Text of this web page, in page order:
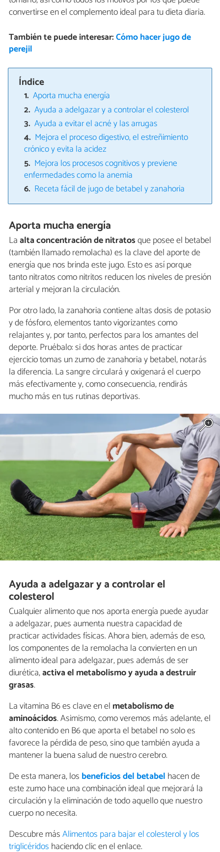
convertirse en el complemento ideal para tu dieta diaria.
También te puede interesar:Cómo hacer jugo de
perejil
Índice
Aporta mucha energía
Ayuda a adelgazar y a controlar el colesterol
Ayuda a evitar el acné y las arrugas
Mejora el proceso digestivo, el estreñimiento
crónico y evita la acidez
Mejora los procesos cognitivos y previene
enfermedades como la anemia
Receta fácil de jugo de betabel y zanahoria
Aporta mucha energía
Laalta concentración de nitratosque posee el betabel
(también llamado remolacha) es la clave del aporte de
energía que nos brinda este jugo. Esto es así porque
tanto nitratos como nitritos reducen los niveles de presión
arterial y mejoran la circulación.
Por otro lado, la zanahoria contiene altas dosis de potasio
y de fósforo, elementos tanto vigorizantes como
relajantes y, por tanto, perfectos para los amantes del
deporte. Pruébalo: si dos horas antes de practicar
ejercicio tomas un zumo de zanahoria y betabel, notarás
la diferencia. La sangre circulará y oxigenará el cuerpo
más efectivamente y, como consecuencia, rendirás
mucho más en tus rutinas deportivas.
Ayuda a adelgazar y a controlar el
colesterol
Cualquier alimento que nos aporta energía puede ayudar
a adelgazar, pues aumenta nuestra capacidad de
practicar actividades físicas. Ahora bien, además de eso,
los componentes de la remolacha la convierten en un
alimento ideal para adelgazar, pues además de ser
diurética,activa el metabolismo y ayuda a destruir
grasas.
La vitamina B6 es clave en el metabolismo de
aminoácidos. Asimismo, como veremos más adelante, el
alto contenido en B6 que aporta el betabel no solo es
favorece la pérdida de peso, sino que también ayuda a
mantener la buena salud de nuestro cerebro.
De esta manera, los beneficios del betabel hacen de
este zumo hace una combinación ideal que mejorará la
circulación y la eliminación de todo aquello que nuestro
cuerpo no necesita.
Descubre másAlimentos para bajar el colesterol y los
triglicéridos haciendo clic en el enlace.